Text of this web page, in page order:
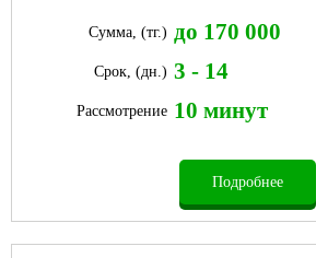
Сумма, (тг.) до 170 000
Срок, (дн.) 3 - 14
Рассмотрение 10 минут
Подробнее